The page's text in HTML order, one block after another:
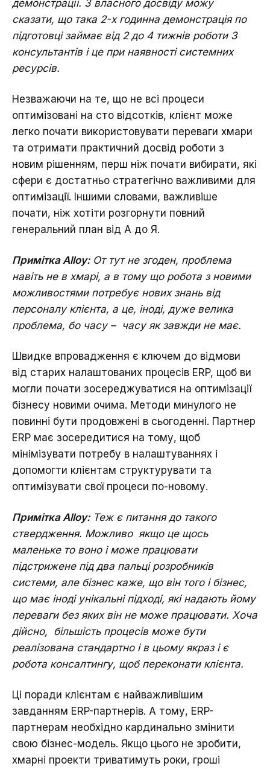
демонстрації. З власного досвіду можу
сказати, що така 2-х годинна демонстрація по
підготовці займає від 2 до 4 тижнів роботи 3
консультантів і це при наявності системних
ресурсів.
Незважаючи на те, що не всі процеси
оптимізовані на сто відсотків, клієнт може
легко почати використовувати переваги хмари
та отримати практичний досвід роботи з
новим рішенням, перш ніж почати вибирати, які
сфери є достатньо стратегічно важливими для
оптимізації. Іншими словами, важливіше
почати, ніж хотіти розгорнути повний
генеральний план від А до Я.
Примітка Alloy:От тут не згоден, проблема
навіть не в хмарі, а в тому що робота з новими
можливостями потребує нових знань від
персоналу клієнта, а це, іноді, дуже велика
проблема, бо часу – часу як завжди не має.
Швидке впровадження є ключем до відмови
від старих налаштованих процесів ERP, щоб ви
могли почати зосереджуватися на оптимізації
бізнесу новими очима. Методи минулого не
повинні бути продовжені в сьогоденні. Партнер
ERP має зосередитися на тому, щоб
мінімізувати потребу в налаштуваннях і
допомогти клієнтам структурувати та
оптимізувати свої процеси по-новому.
Примітка Alloy:Теж є питання до такого
ствердження. Можливо якщо це щось
маленьке то воно і може працювати
підстрижене під два пальці розробників
системи, але бізнес каже, що він того і бізнес,
що має іноді унікальні підході, які надають йому
переваги без яких він не може працювати. Хоча
дійсно, більшість процесів може бути
реалізована стандартно і в цьому якраз і є
робота консалтингу, щоб переконати клієнта.
Ці поради клієнтам є найважливішим
завданням ERP-партнерів. А тому, ERP-
партнерам необхідно кардинально змінити
свою бізнес-модель. Якщо цього не зробити,
хмарні проекти триватимуть роки, гроші